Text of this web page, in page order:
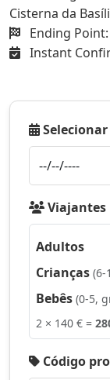
Cisterna da
Ending
Instant
Viajantes
Adultos
Crianças (6-
Bebês (0-5,
2 × 140 € =
Código